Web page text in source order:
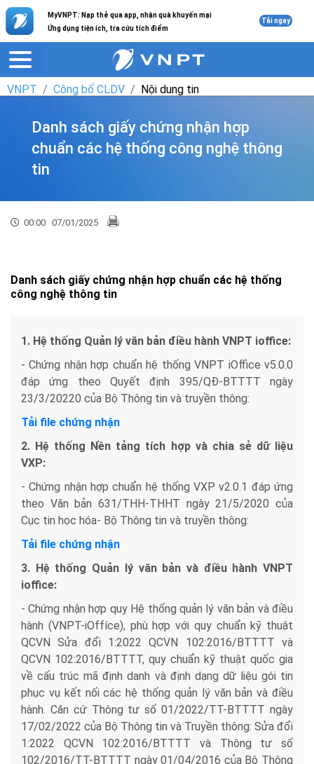
MyVNPT: Nạp thẻ qua app, nhận quà khuyến mại
Ứng dụng tiện ích, tra cứu tích điểm
Tải ngay
VNPT Công bố CLDV Nội dung tin
Danh sách giấy chứng nhận hợp
chuẩn các hệ thống công nghệ thông
tin
00:00 07/01/2025
Danh sách giấy chứng nhận hợp chuẩn các hệ thống
công nghệ thông tin
1. Hệ thống Quản lý văn bản điều hành VNPT ioffice:
- Chứng nhận hợp chuẩn hệ thống VNPT iOffice v5.0.0
đáp ứng theo Quyết định 395/QĐ-BTTTT ngày
23/3/20220 của Bộ Thông tin và truyền thông:
Tải file chứng nhận
2. Hệ thống Nền tảng tích hợp và chia sẻ dữ liệu
VXP:
- Chứng nhận hợp chuẩn hệ thống VXP v2.0.1 đáp ứng
theo Văn bản 631/THH-THHT ngày 21/5/2020 của
Cục tin học hóa- Bộ Thông tin và truyền thông:
Tải file chứng nhận
3. Hệ thống Quản lý văn bản và điều hành VNPT
ioffice:
- Chứng nhận hợp quy Hệ thống quản lý văn bản và điều
hành (VNPT-iOffíce), phù hợp với quy chuẩn kỹ thuật
QCVN Sửa đổi 1:2022 QCVN 102:2016/BTTTT và
QCVN 102:2016/BTTTT, quy chuẩn kỹ thuật quốc gia
về cấu trúc mã định danh và định dạng dữ liệu gói tin
phục vụ kết nối các hệ thống quản lý văn bản và điều
hành. Căn cứ Thông tư số 01/2022/TT-BTTTT ngày
17/02/2022 của Bộ Thông tin và Truyền thông: Sửa đổi
1:2022 QCVN 102:2016/BTTTT và Thông tư số
102/2016/TT-BTTTT ngày 01/04/2016 của Bộ Thông